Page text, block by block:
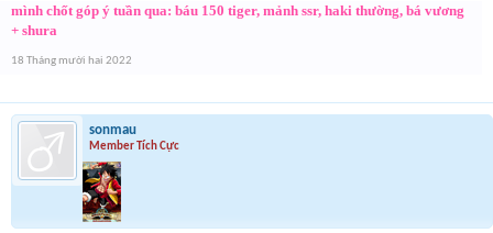
mình chốt góp ý tuần qua: báu 150 tiger, mảnh ssr, haki thường, bá vương
+ shura
18 Tháng mười hai 2022
sonmau
Member Tích Cực